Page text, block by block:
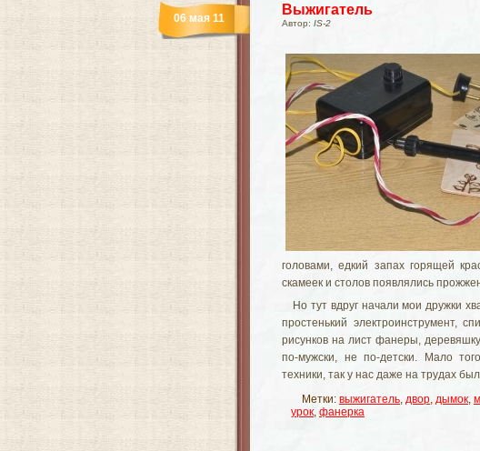
Выжигатель
Автор: IS-2
06 мая 11
головами, едкий запах горящей
скамеек и столов появлялись
Но тут вдруг начали мои дружки
простенький электроинструмент,
рисунков на лист фанеры,
по-мужски, не по-детски. Мало
техники, так у нас даже на трудах
Метки: выжигатель, двор, дымок,
урок, фанерка